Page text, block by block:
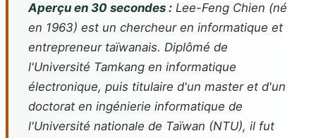
Aperçu en 30 secondes : Lee-Feng Chien (né
en 1963) est un chercheur en informatique et
entrepreneur taïwanais. Diplômé de
l'Université Tamkang en informatique
électronique, puis titulaire d'un master et d'un
doctorat en ingénierie informatique de
l'Université nationale de Taïwan (NTU), il fut